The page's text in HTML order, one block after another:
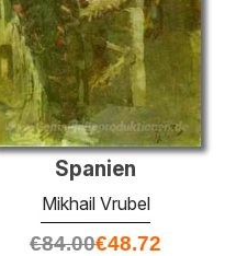
Spanien
Mikhail Vrubel
€84.00€48.72